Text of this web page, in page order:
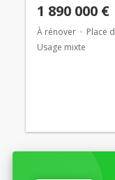
1 890 000 €
À rénover Place
Usage mixte